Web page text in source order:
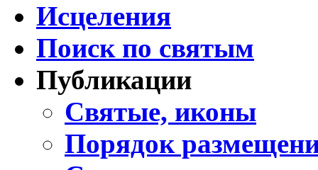
Исцеления
Поиск по святым
Публикации
Святые, иконы
Порядок